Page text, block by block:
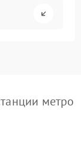
метро